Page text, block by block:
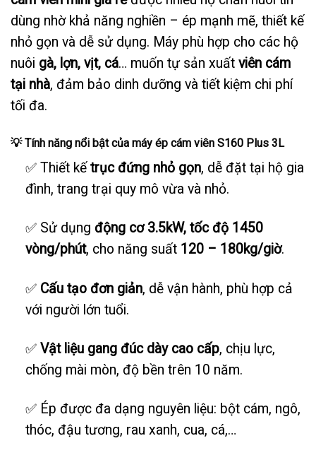
dùng nhờ khả năng nghiền – ép mạnh mẽ, thiết kế
nhỏ gọn và dễ sử dụng. Máy phù hợp cho các hộ
nuôi gà, lợn, vịt, cá… muốn tự sản xuất viên cám
tại nhà, đảm bảo dinh dưỡng và tiết kiệm chi phí
tối đa.
💡Tính năng nổi bật của máy ép cám viên S160 Plus 3L
✅ Thiết kếtrục đứng nhỏ gọn, dễ đặt tại hộ gia
đình, trang trại quy mô vừa và nhỏ.
✅ Sử dụng động cơ 3.5kW, tốc độ 1450
vòng/phút, cho năng suất 120 – 180kg/giờ.
✅ Cấu tạo đơn giản, dễ vận hành, phù hợp cả
với người lớn tuổi.
✅ Vật liệu gang đúc dày cao cấp, chịu lực,
chống mài mòn, độ bền trên 10 năm.
✅ Ép được đa dạng nguyên liệu: bột cám, ngô,
thóc, đậu tương, rau xanh, cua, cá,…